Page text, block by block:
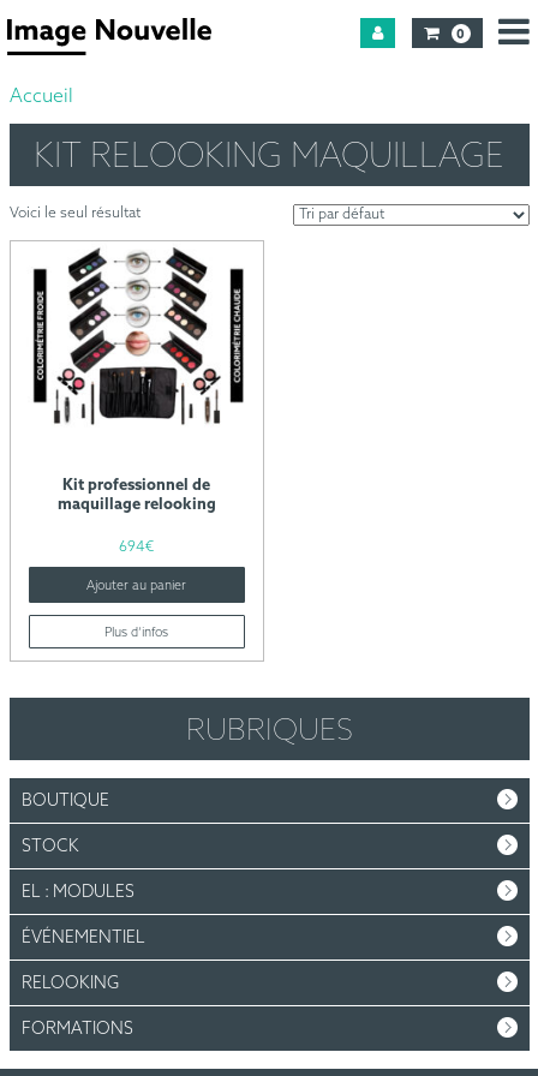
0
Accueil
KIT RELOOKING MAQUILLAGE
Voici le seul résultat
Kit professionnel de
maquillage relooking
694€
Ajouter au panier
Plus d’infos
RUBRIQUES
BOUTIQUE
STOCK
EL : MODULES
ÉVÉNEMENTIEL
RELOOKING
FORMATIONS